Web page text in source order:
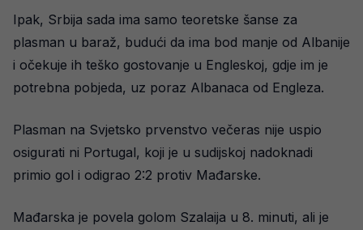
Ipak, Srbija sada ima samo teoretske šanse za
plasman u baraž, budući da ima bod manje od Albanije
i očekuje ih teško gostovanje u Engleskoj, gdje im je
potrebna pobjeda, uz poraz Albanaca od Engleza.
Plasman na Svjetsko prvenstvo večeras nije uspio
osigurati ni Portugal, koji je u sudijskoj nadoknadi
primio gol i odigrao 2:2 protiv Mađarske.
Mađarska je povela golom Szalaija u 8. minuti, ali je